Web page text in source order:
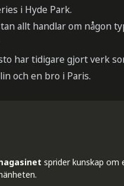
i Hyde Park.
allt handlar om någon
har tidigare gjort verk
och en bro i Paris.
sprider kunskap om